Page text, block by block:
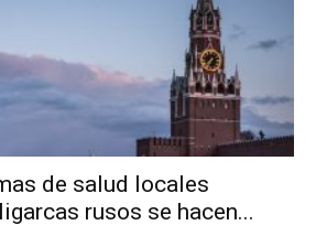
de salud locales
rusos se hacen...